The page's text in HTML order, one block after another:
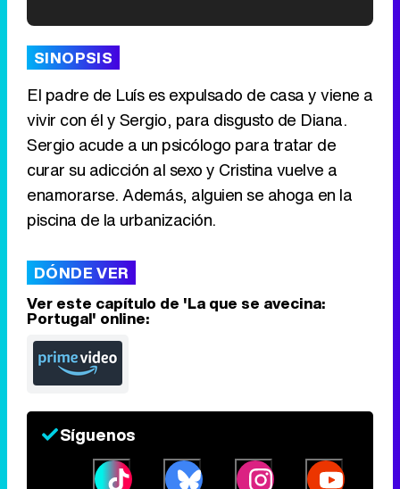
SINOPSIS
El padre de Luís es expulsado de casa y viene a
vivir con él y Sergio, para disgusto de Diana.
Sergio acude a un psicólogo para tratar de
curar su adicción al sexo y Cristina vuelve a
enamorarse. Además, alguien se ahoga en la
piscina de la urbanización.
DÓNDE VER
Ver este capítulo de 'La que se avecina:
Portugal' online:
Síguenos